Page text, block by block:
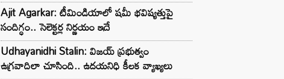
Ajit Agarkar: టీమిండియాలో షమీ భవిష్యత్తుపై
సందిగ్ధం.. సెలెక్టర్ల నిర్ణయం ఇదే
Udhayanidhi Stalin: విజయ్ ప్రభుత్వం
ఉగ్రవాదిలా చూసింది.. ఉదయనిధి కీలక వ్యాఖ్యలు